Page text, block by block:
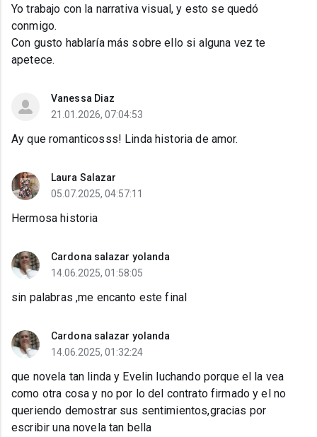
Yo trabajo con la narrativa visual, y esto se quedó
conmigo.
Con gusto hablaría más sobre ello si alguna vez te
apetece.
Vanessa Diaz
21.01.2026, 07:04:53
Ay que romanticosss! Linda historia de amor.
Laura Salazar
05.07.2025, 04:57:11
Hermosa historia
Cardona salazar yolanda
14.06.2025, 01:58:05
sin palabras ,me encanto este final
Cardona salazar yolanda
14.06.2025, 01:32:24
que novela tan linda y Evelin luchando porque el la vea
como otra cosa y no por lo del contrato firmado y el no
queriendo demostrar sus sentimientos,gracias por
escribir una novela tan bella